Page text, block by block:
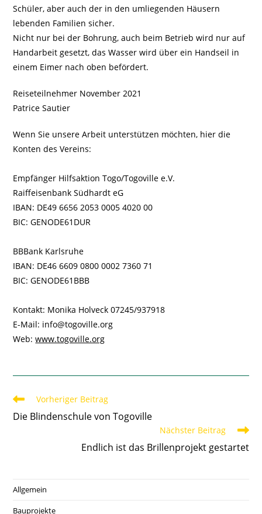
Schüler, aber auch der in den umliegenden Häusern
lebenden Familien sicher.
Nicht nur bei der Bohrung, auch beim Betrieb wird nur auf
Handarbeit gesetzt, das Wasser wird über ein Handseil in
einem Eimer nach oben befördert.
Reiseteilnehmer November 2021
Patrice Sautier
Wenn Sie unsere Arbeit unterstützen möchten, hier die
Konten des Vereins:
Empfänger Hilfsaktion Togo/Togoville e.V.
Raiffeisenbank Südhardt eG
IBAN: DE49 6656 2053 0005 4020 00
BIC: GENODE61DUR
BBBank Karlsruhe
IBAN: DE46 6609 0800 0002 7360 71
BIC: GENODE61BBB
Kontakt: Monika Holveck 07245/937918
E-Mail: info@togoville.org
Web:www.togoville.org
Weitere
Artikel
ansehen
Vorheriger Beitrag
Die Blindenschule von Togoville
Nächster Beitrag
Endlich ist das Brillenprojekt gestartet
Allgemein
Bauprojekte